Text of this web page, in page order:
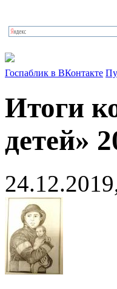
Госпаблик в ВКонтакте
Итоги
детей»